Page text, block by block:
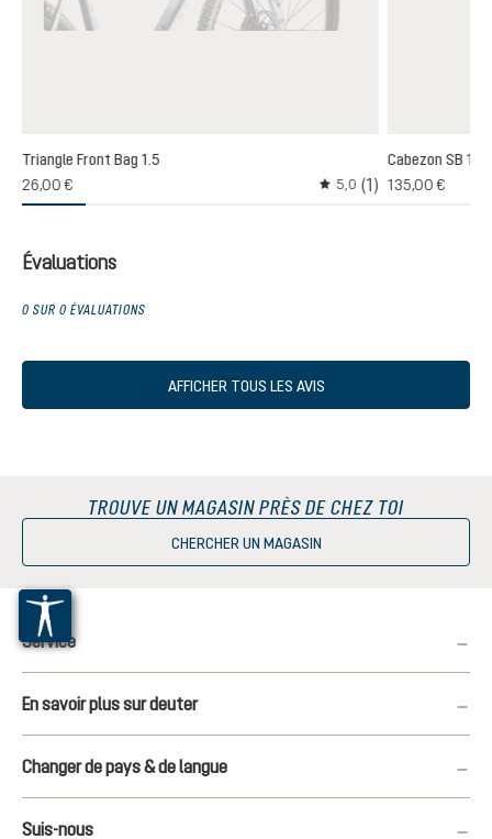
de 3 sur 5 étoiles
Triangle Front Bag 1.5
26,00 €
Note moyenne de 5 sur
5,0 (1)
Cabezon SB 16
135,00 €
Évaluations
0 SUR 0 ÉVALUATIONS
AFFICHER TOUS LES AVIS
TROUVE UN MAGASIN PRÈS DE CHEZ TOI
CHERCHER UN MAGASIN
Service
En savoir plus sur deuter
Changer de pays & de langue
Suis-nous